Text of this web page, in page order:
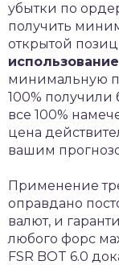
убытки по
получить
открытой
минимальную
100% получили
все 100%
цена
вашим
Применение
оправдано
валют, и
любого форс
FSR BOT 6.0